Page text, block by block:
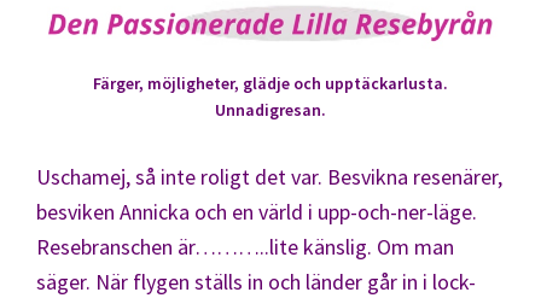
Färger, möjligheter, glädje och upptäckarlusta.
Unnadigresan.
Uschamej, så inte roligt det var. Besvikna resenärer,
besviken Annicka och en värld i upp-och-ner-läge.
Resebranschen är………..lite känslig. Om man
säger. När flygen ställs in och länder går in i lock-